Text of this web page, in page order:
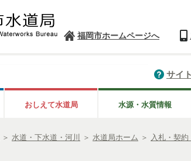
福岡市ホームページへ
サイ
おしえて水道局 水源・水質情報
＞ 水道・下水道・河川 ＞ 水道局ホーム ＞ 入札・契